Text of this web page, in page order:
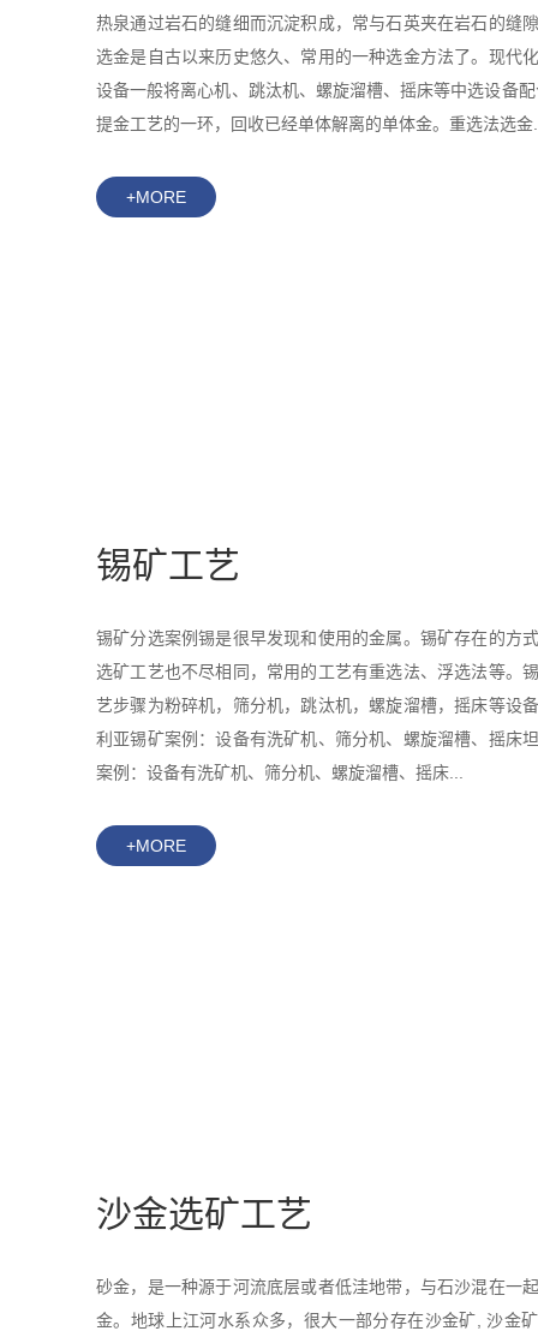
热泉通过岩石的缝细而沉淀积成，常与石英夹在岩石的缝
选金是自古以来历史悠久、常用的一种选金方法了。现代
设备一般将离心机、跳汰机、螺旋溜槽、摇床等中选设备
提金工艺的一环，回收已经单体解离的单体金。重选法选金
+MORE
锡矿工艺
锡矿分选案例锡是很早发现和使用的金属。锡矿存在的方
选矿工艺也不尽相同，常用的工艺有重选法、浮选法等。
艺步骤为粉碎机，筛分机，跳汰机，螺旋溜槽，摇床等设
利亚锡矿案例：设备有洗矿机、筛分机、螺旋溜槽、摇床
案例：设备有洗矿机、筛分机、螺旋溜槽、摇床...
+MORE
沙金选矿工艺
砂金，是一种源于河流底层或者低洼地带，与石沙混在一
金。地球上江河水系众多，很大一部分存在沙金矿, 沙金